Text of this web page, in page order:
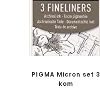
PIGMA Micron set 3
kom